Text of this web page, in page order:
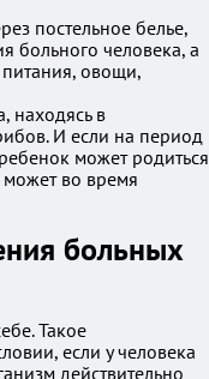
постельное белье,
больного человека, а
овощи,
находясь в
И если на период
может родиться
во время
больных
Такое
если у человека
действительно